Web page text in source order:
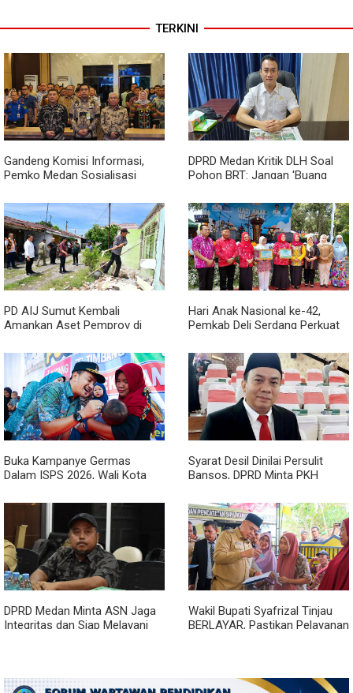
TERKINI
Gandeng Komisi Informasi,
Pemko Medan Sosialisasi
DPRD Medan Kritik DLH Soal
Pohon BRT: Jangan 'Buang
PD AIJ Sumut Kembali
Amankan Aset Pemprov di
Bioskop Ria Dibongkar
Hari Anak Nasional ke-42,
Pemkab Deli Serdang Perkuat
Buka Kampanye Germas
Dalam ISPS 2026, Wali Kota
Penurunan Stunting
Syarat Desil Dinilai Persulit
Bansos, DPRD Minta PKH
DPRD Medan Minta ASN Jaga
Integritas dan Siap Melayani
Wakil Bupati Syafrizal Tinjau
BERLAYAR, Pastikan Pelayanan